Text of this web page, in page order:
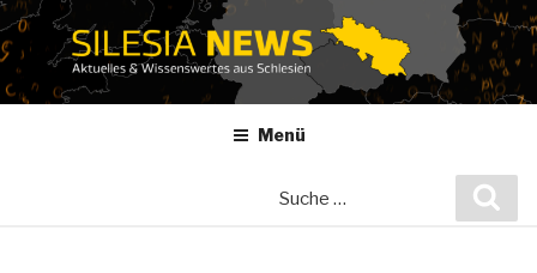
Zum
Inhalt
springen
Menü